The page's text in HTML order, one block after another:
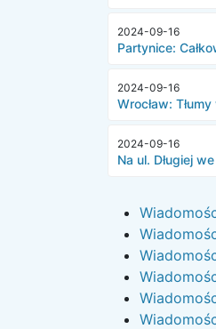
2024-09-16
Partynice:
2024-09-16
Wrocław:
2024-09-16
Na ul. Długiej